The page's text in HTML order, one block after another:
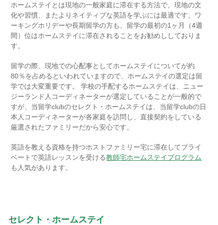
ホームステイとは現地の一般家庭に滞在する方法で、現地の文
化や習慣、またよりネイティブな英語を学ぶには最適です。ワ
ーキングホリデーや長期留学の方も、留学の最初の1ヶ月（4週
間）位はホームステイに滞在されることをお勧めししておりま
す。
留学の際、現地での心配事としてホームステイについてが約
80％を占めるといわれていますので、ホームステイの選定は留
学では大変重要です。 学校の手配するホームステイは、ニュー
ジーランド人コーディネーターが選定していることが一般的で
すが、当留学clubのセレクト・ホームステイは、当留学clubの日
本人コーディネーターが各家庭を訪問し、直接契約をしている
厳選されたファミリーだから安心です。
英語を教える資格を持つホストファミリー宅に滞在してプライ
ベートで英語レッスンを受ける教師宅ホームステイプログラム
も人気があります。
セレクト・ホームステイ